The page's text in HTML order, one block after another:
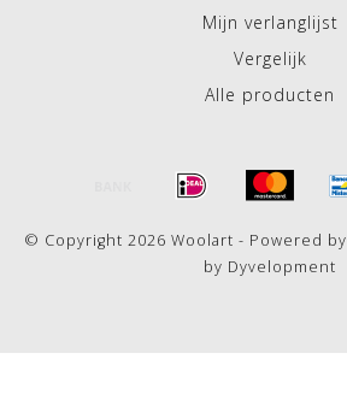
Mijn verlanglijst
Vergelijk
Alle producten
© Copyright 2026 Woolart - Powered by
by Dyvelopment